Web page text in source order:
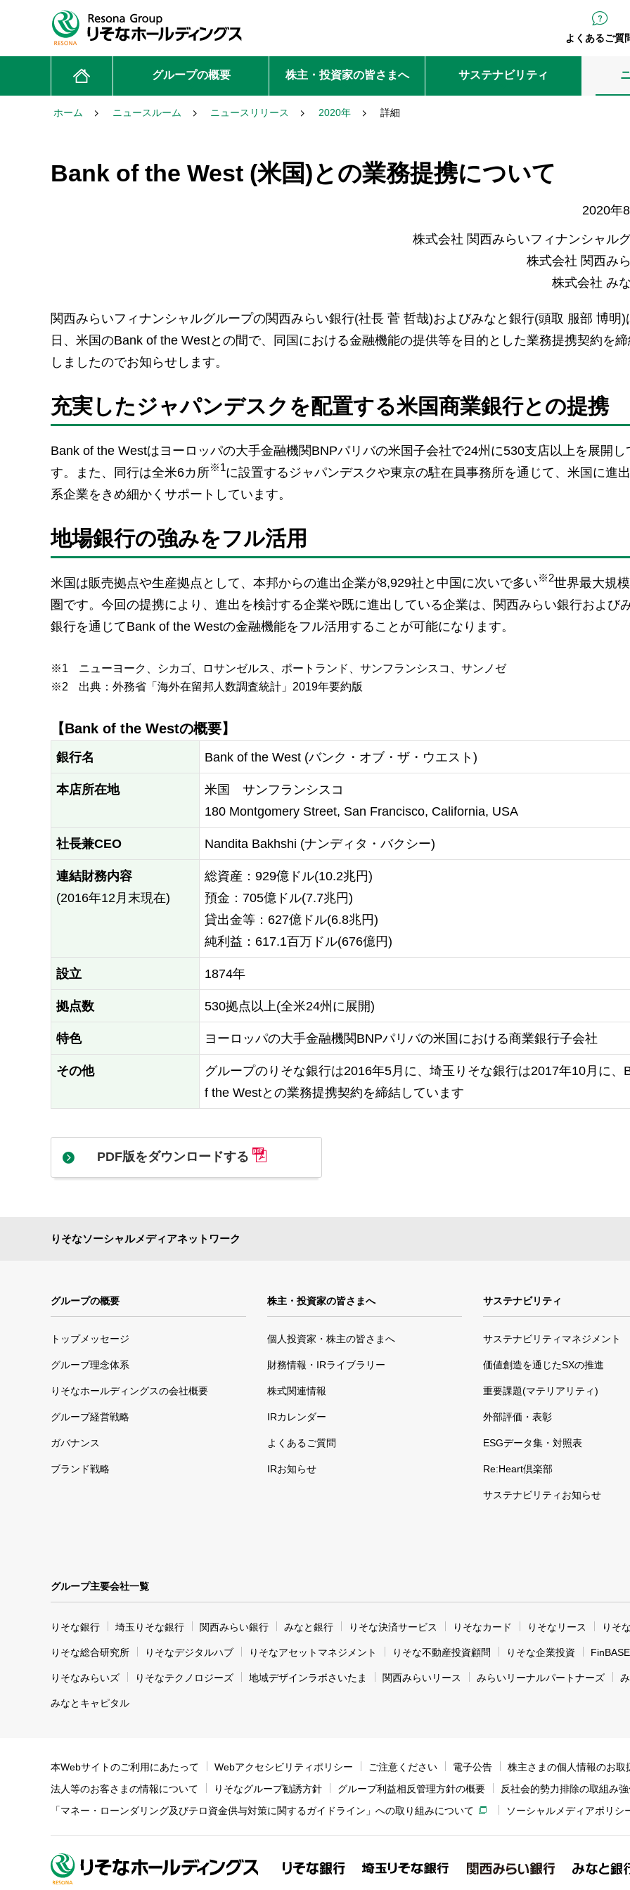
よくあるご質
グループの概要 株主・投資家の皆さまへ サステナビリティ
ホーム ニュースルーム ニュースリリース 2020年 詳細
Bank of the West (米国)との業務提携について
2020年
株式会社 関西みらいフィナンシャル
株式会社 関西み
株式会社 み
関西みらいフィナンシャルグループの関西みらい銀行(社長 菅 哲哉)およびみなと銀行(頭取 服部 博明)
日、米国のBank of the Westとの間で、同国における金融機能の提供等を目的とした業務提携契約を
しましたのでお知らせします。
充実したジャパンデスクを配置する米国商業銀行との提携
Bank of the Westはヨーロッパの大手金融機関BNPパリバの米国子会社で24州に530支店以上を展開し
す。また、同行は全米6カ所※1に設置するジャパンデスクや東京の駐在員事務所を通じて、米国に進
系企業をきめ細かくサポートしています。
地場銀行の強みをフル活用
米国は販売拠点や生産拠点として、本邦からの進出企業が8,929社と中国に次いで多い※2世界最大規
圏です。今回の提携により、進出を検討する企業や既に進出している企業は、関西みらい銀行および
銀行を通じてBank of the Westの金融機能をフル活用することが可能になります。
※1
ニューヨーク、シカゴ、ロサンゼルス、ポートランド、サンフランシスコ、サンノゼ
※2
出典：外務省「海外在留邦人数調査統計」2019年要約版
【Bank of the Westの概要】
銀行名 Bank of the West (バンク・オブ・ザ・ウエスト)
本店所在地
米国 サンフランシスコ
180 Montgomery Street, San Francisco, California, USA
社長兼CEO Nandita Bakhshi (ナンディタ・バクシー)
連結財務内容
(2016年12月末現在)
総資産：929億ドル(10.2兆円)
預金：705億ドル(7.7兆円)
貸出金等：627億ドル(6.8兆円)
純利益：617.1百万ドル(676億円)
設立 1874年
拠点数 530拠点以上(全米24州に展開)
特色 ヨーロッパの大手金融機関BNPパリバの米国における商業銀行子会社
その他
グループのりそな銀行は2016年5月に、埼玉りそな銀行は2017年10月に、
f the Westとの業務提携契約を締結しています
PDF版をダウンロードする
りそなソーシャルメディアネットワーク
グループの概要
トップメッセージ
グループ理念体系
りそなホールディングスの会社概要
グループ経営戦略
ガバナンス
ブランド戦略
株主・投資家の皆さまへ
個人投資家・株主の皆さまへ
財務情報・IRライブラリー
株式関連情報
IRカレンダー
よくあるご質問
IRお知らせ
サステナビリティ
サステナビリティマネジメント
価値創造を通じたSXの推進
重要課題(マテリアリティ)
外部評価・表彰
ESGデータ集・対照表
Re:Heart倶楽部
サステナビリティお知らせ
グループ主要会社一覧
りそな銀行 埼玉りそな銀行 関西みらい銀行 みなと銀行 りそな決済サービス りそなカード りそなリース りそ
りそな総合研究所 りそなデジタルハブ りそなアセットマネジメント りそな不動産投資顧問 りそな企業投資 FinBASE
りそなみらいズ りそなテクノロジーズ 地域デザインラボさいたま 関西みらいリース みらいリーナルパートナーズ
みなとキャピタル
本Webサイトのご利用にあたって Webアクセシビリティポリシー ご注意ください 電子公告
株主さまの個人情報のお取
法人等のお客さまの情報について
りそなグループ勧誘方針 グループ利益相反管理方針の概要
反社会的勢力排除の取組み
「マネー・ローンダリング及びテロ資金供与対策に関するガイドライン」への取り組みについて
ソーシャルメディアポリシ